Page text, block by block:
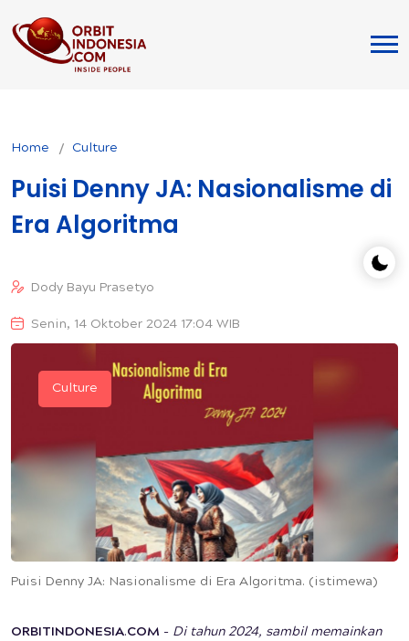
Home Culture
Puisi Denny JA: Nasionalisme di
Era Algoritma
Dody Bayu Prasetyo
Senin, 14 Oktober 2024 17:04 WIB
Puisi Denny JA: Nasionalisme di Era Algoritma. (istimewa)
Culture
ORBITINDONESIA.COM - Di tahun 2024, sambil memainkan